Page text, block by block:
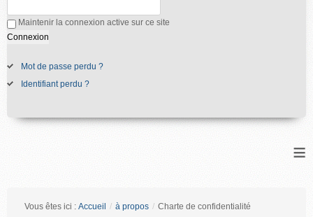
Maintenir la connexion active sur ce site
Mot de passe perdu ?
Identifiant perdu ?
≡
Vous êtes ici : Accueil / à propos / Charte de confidentialité